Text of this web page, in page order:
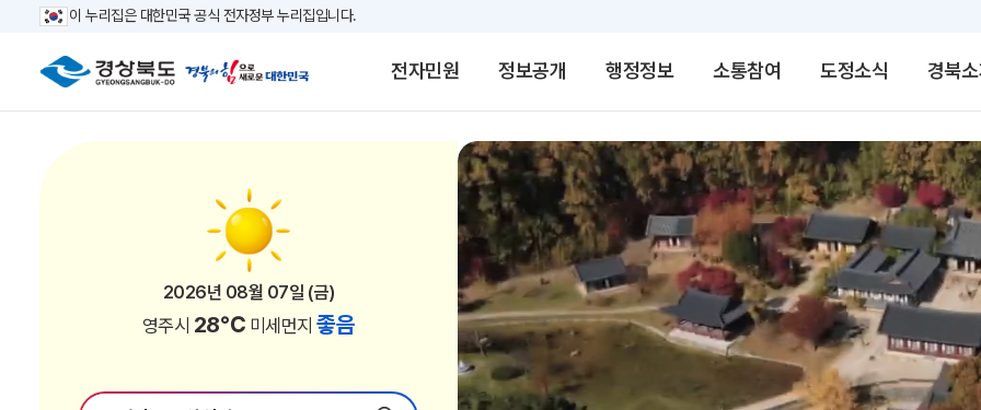
이 누리집은 대한민국 공식 전자정부 누리집입니다.
전자민원 정보공개 행정정보 소통참여 도정소식 경북
2026년 08월 07일 (금)
포항시31℃미세먼지 좋음
2026년 08월 07일 (금)
경주시31℃미세먼지 좋음
2026년 08월 07일 (금)
김천시 30℃ 미세먼지좋음
2026년 08월 07일 (금)
안동시 30℃ 미세먼지좋음
2026년 08월 07일 (금)
구미시 32℃ 미세먼지좋음
2026년 08월 07일 (금)
영주시 28℃ 미세먼지좋음
2026년 08월 07일 (금)
영천시 32℃ 미세먼지좋음
2026년 08월 07일 (금)
상주시 29℃ 미세먼지좋음
2026년 08월 07일 (금)
문경시 28℃ 미세먼지좋음
2026년 08월 07일 (금)
경산시 34℃ 미세먼지좋음
2026년 08월 07일 (금)
의성군31℃미세먼지 좋음
2026년 08월 07일 (금)
청송군 29℃ 미세먼지좋음
2026년 08월 07일 (금)
영양군 28℃ 미세먼지좋음
2026년 08월 07일 (금)
영덕군 27℃미세먼지 좋음
2026년 08월 07일 (금)
청도군 33℃ 미세먼지좋음
2026년 08월 07일 (금)
고령군 33℃ 미세먼지좋음
2026년 08월 07일 (금)
성주군 32℃ 미세먼지좋음
2026년 08월 07일 (금)
칠곡군 33℃ 미세먼지좋음
2026년 08월 07일 (금)
봉화군 27℃미세먼지 좋음
2026년 08월 07일 (금)
예천군 29℃ 미세먼지좋음
2026년 08월 07일 (금)
울진군 28℃ 미세먼지좋음
2026년 08월 07일 (금)
울릉군 27℃미세먼지 좋음